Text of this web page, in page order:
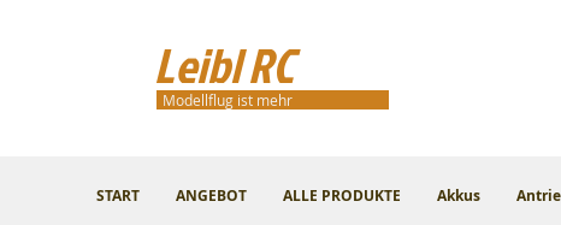
Leibl RC
START ANGEBOT ALLE PRODUKTE Akkus
Modellflug ist mehr